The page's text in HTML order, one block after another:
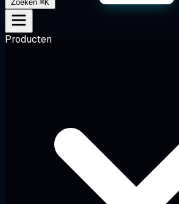
Zoeken ⌘K
Producten